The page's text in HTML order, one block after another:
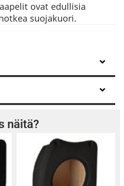
ovat edullisia
suojakuori.
näitä?